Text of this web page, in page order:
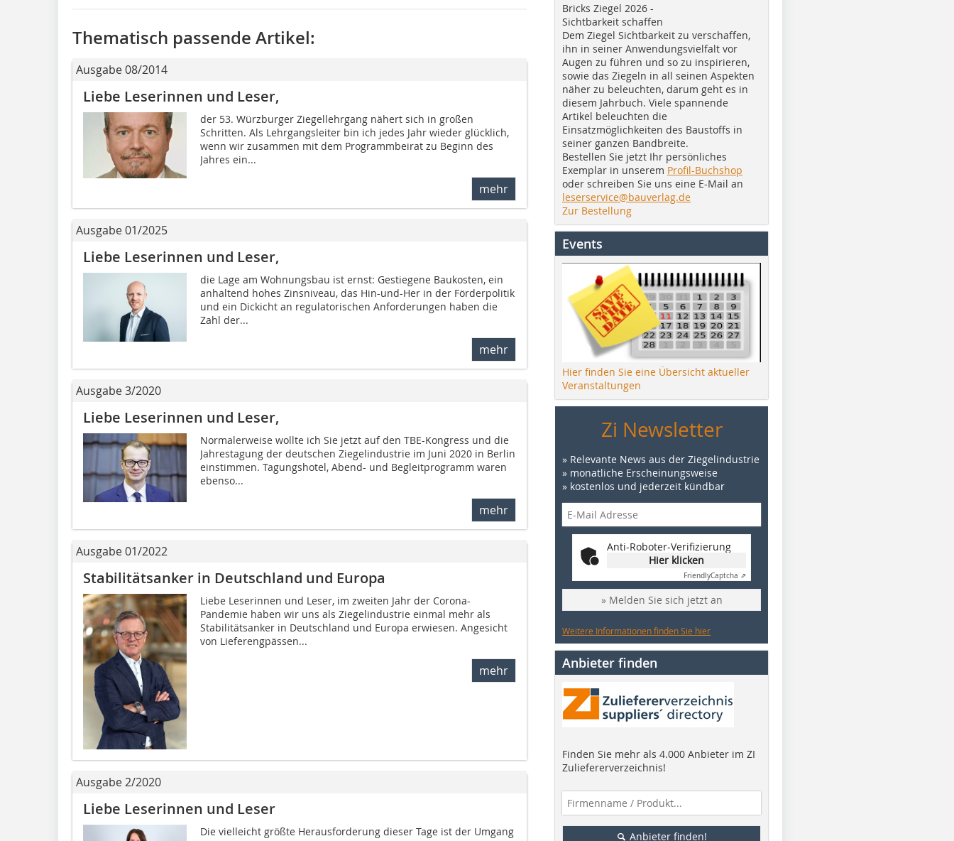
Thematisch passende Artikel:
Ausgabe 08/2014
Liebe Leserinnen und Leser,
der 53. Würzburger Ziegellehrgang nähert sich in großen
Schritten. Als Lehrgangsleiter bin ich jedes Jahr wieder glücklich,
wenn wir zusammen mit dem Programmbeirat zu Beginn des
Jahres ein...
mehr
Ausgabe 01/2025
Liebe Leserinnen und Leser,
die Lage am Wohnungsbau ist ernst: Gestiegene Baukosten, ein
anhaltend hohes Zinsniveau, das Hin-und-Her in der Förderpolitik
und ein Dickicht an regulatorischen Anforderungen haben die
Zahl der...
mehr
Ausgabe 3/2020
Liebe Leserinnen und Leser,
Normalerweise wollte ich Sie jetzt auf den TBE-Kongress und die
Jahrestagung der deutschen Ziegelindustrie im Juni 2020 in Berlin
einstimmen. Tagungshotel, Abend- und Begleitprogramm waren
ebenso...
mehr
Ausgabe 01/2022
Stabilitätsanker in Deutschland und Europa
Liebe Leserinnen und Leser, im zweiten Jahr der Corona-
Pandemie haben wir uns als Ziegelindustrie einmal mehr als
Stabilitätsanker in Deutschland und Europa erwiesen. Angesicht
von Lieferengpässen...
mehr
Ausgabe 2/2020
Liebe Leserinnen und Leser
Die vielleicht größte Herausforderung dieser Tage ist der Umgang
Bricks Ziegel 2026 -
Sichtbarkeit schaffen
Dem Ziegel Sichtbarkeit zu verschaffen,
ihn in seiner Anwendungsvielfalt vor
Augen zu führen und so zu inspirieren,
sowie das Ziegeln in all seinen Aspekten
näher zu beleuchten, darum geht es in
diesem Jahrbuch. Viele spannende
Artikel beleuchten die
Einsatzmöglichkeiten des Baustoffs in
seiner ganzen Bandbreite.
Bestellen Sie jetzt Ihr persönliches
Exemplar in unserem Profil-Buchshop
oder schreiben Sie uns eine E-Mail an
leserservice@bauverlag.de
Zur Bestellung
Events
Hier finden Sie eine Übersicht aktueller
Veranstaltungen
Zi Newsletter
» Relevante News aus der Ziegelindustrie
» monatliche Erscheinungsweise
» kostenlos und jederzeit kündbar
Anti-Roboter-Verifizierung
Hier klicken
FriendlyCaptcha ⇗
» Melden Sie sich jetzt an
Weitere Informationen finden Sie hier
Anbieter finden
Finden Sie mehr als 4.000 Anbieter im ZI
Zuliefererverzeichnis!
Anbieter finden!